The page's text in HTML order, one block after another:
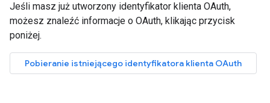
Jeśli masz już utworzony identyfikator klienta OAuth,
możesz znaleźć informacje o OAuth, klikając przycisk
poniżej.
Pobieranie istniejącego identyfikatora klienta OAuth